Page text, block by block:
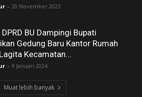
- 20 November 2023
BU Dampingi Bupati
Gedung Baru Kantor Rumah
Kecamatan...
- 9 Januari 2024
Muat lebih banyak